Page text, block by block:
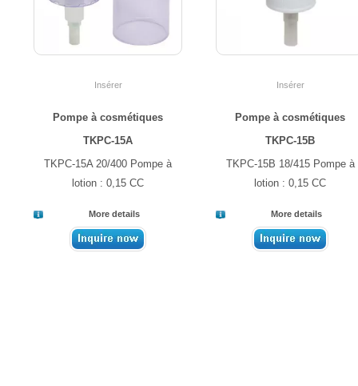
Insérer
Pompe à cosmétiques
TKPC-15A
TKPC-15A 20/400 Pompe à
lotion : 0,15 CC
More details
Insérer
Pompe à cosmétiques
TKPC-15B
TKPC-15B 18/415 Pompe à
lotion : 0,15 CC
More details